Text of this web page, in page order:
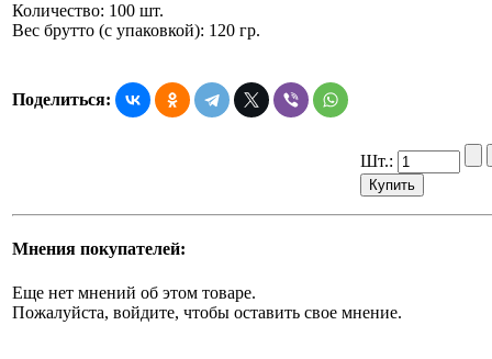
Количество: 100 шт.
Вес брутто (с упаковкой): 120 гр.
Поделиться:
Шт.:
Мнения покупателей:
Еще нет мнений об этом товаре.
Пожалуйста, войдите, чтобы оставить свое мнение.